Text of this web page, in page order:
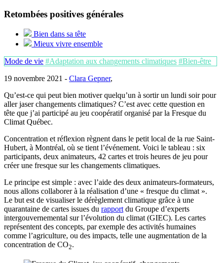
Retombées positives générales
Bien dans sa tête
Mieux vivre ensemble
Mode de vie #Adaptation aux changements climatiques #Bien-être
19 novembre 2021 - Clara Gepner,
Qu’est-ce qui peut bien motiver quelqu’un à sortir un lundi soir pour
aller jaser changements climatiques? C’est avec cette question en
tête que j’ai participé au jeu coopératif organisé par la Fresque du
Climat Québec.
Concentration et réflexion règnent dans le petit local de la rue Saint-
Hubert, à Montréal, où se tient l’événement. Voici le tableau : six
participants, deux animateurs, 42 cartes et trois heures de jeu pour
créer une fresque sur les changements climatiques.
Le principe est simple : avec l’aide des deux animateurs-formateurs,
nous allons collaborer à la réalisation d’une « fresque du climat ».
Le but est de visualiser le dérèglement climatique grâce à une
quarantaine de cartes issues du rapportdu Groupe d’experts
intergouvernemental sur l’évolution du climat (GIEC). Les cartes
représentent des concepts, par exemple des activités humaines
comme l’agriculture, ou des impacts, telle une augmentation de la
concentration de CO2.